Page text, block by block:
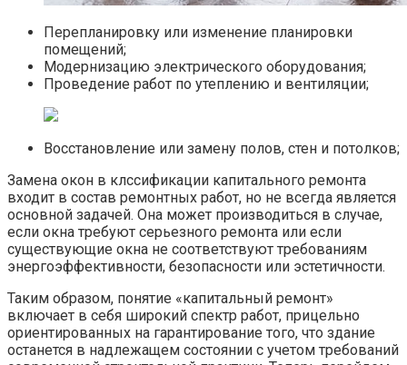
Перепланировку или изменение планировки
помещений;
Модернизацию электрического оборудования;
Проведение работ по утеплению и вентиляции;
Восстановление или замену полов, стен и потолков;
Замена окон в клссификации капитального ремонта
входит в состав ремонтных работ, но не всегда является
основной задачей.​ Она может производиться в случае,
если окна требуют серьезного ремонта или если
существующие окна не соответствуют требованиям
энергоэффективности, безопасности или эстетичности.​
Таким образом, понятие «капитальный ремонт»
включает в себя широкий спектр работ, прицельно
ориентированных на гарантирование того, что здание
останется в надлежащем состоянии с учетом требований